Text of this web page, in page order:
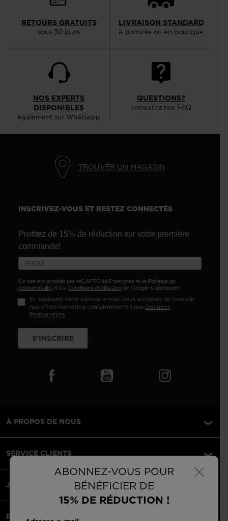
×
ABONNEZ-VOUS POUR
BÉNÉFICIER DE
15% DE RÉDUCTION !
RETOURS GRATUITS
sous 30 jours
LIVRAISON STANDARD
à domicile ou en boutique
NOS EXPERTS
DISPONIBLES
également sur Whatsapp
QUESTIONS?
consultez nos FAQ
TROUVER UN MAGASIN
INSCRIVEZ-VOUS ET RESTEZ CONNECTÉS
Profitez de 15% de réduction sur votre première
commande!
Ce site est protégé par reCAPTCHA Enterprise et la Politique de
confidentialité et les Conditions d'utilisation de Google s'appliquent.
En saisissant votre adresse e-mail, vous acceptez de recevoir
nos offres marketing conformément à nos Données
Personnelles.
S'INSCRIRE
À PROPOS DE NOUS
SERVICE CLIENTS
JURIDIQUE
PAIEMENTS ACCEPTÉS